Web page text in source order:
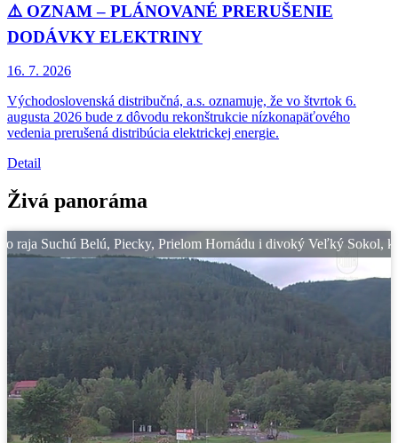
⚠️ OZNAM – PLÁNOVANÉ PRERUŠENIE
DODÁVKY ELEKTRINY
16. 7. 2026
Východoslovenská distribučná, a.s. oznamuje, že vo štvrtok 6.
augusta 2026 bude z dôvodu rekonštrukcie nízkonapäťového
vedenia prerušená distribúcia elektrickej energie.
Detail
Živá panoráma
Suchú Belú, Piecky, Prielom Hornádu i divoký Veľký Sokol, kde